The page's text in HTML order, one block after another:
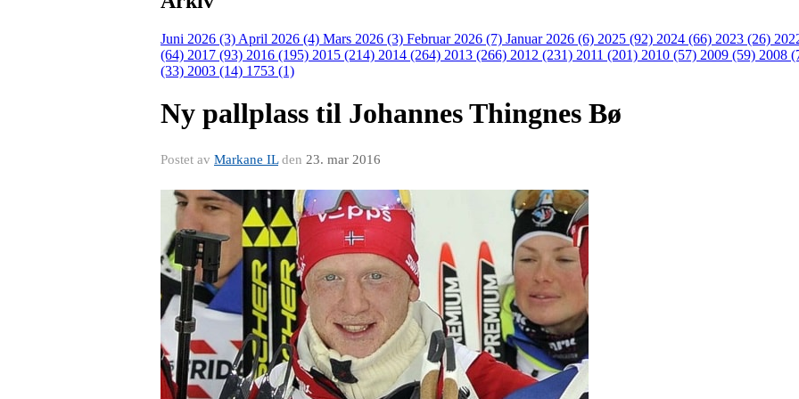
Juni 2026 (3) April 2026 (4) Mars 2026 (3) Februar 2026 (7) Januar 2026 (6) 2025 (92) 2024 (66) 2023 (26)
(64) 2017 (93) 2016 (195) 2015 (214) 2014 (264) 2013 (266) 2012 (231) 2011 (201) 2010 (57) 2009 (59) 2008
(33) 2003 (14) 1753 (1)
Ny pallplass til Johannes Thingnes Bø
Postet av Markane ILden 23. mar 2016